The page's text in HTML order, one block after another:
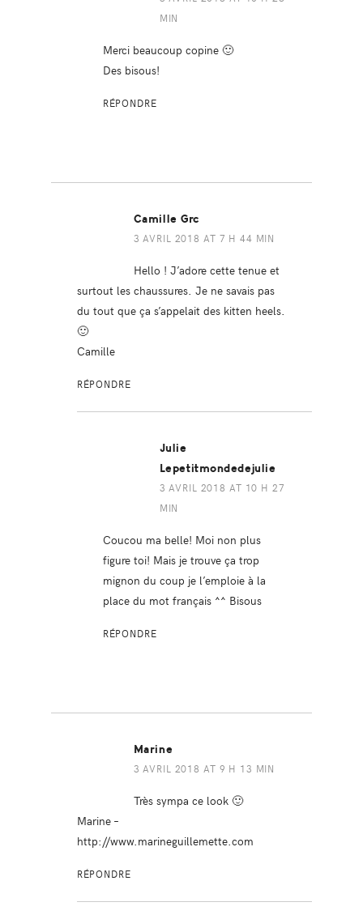
MIN
Merci beaucoup copine 🙂
Des bisous!
RÉPONDRE
Camille Grc
3 AVRIL 2018 AT 7 H 44 MIN
Hello ! J’adore cette tenue et
surtout les chaussures. Je ne savais pas
du tout que ça s’appelait des kitten heels.
🙂
Camille
RÉPONDRE
Julie
Lepetitmondedejulie
3 AVRIL 2018 AT 10 H 27
MIN
Coucou ma belle! Moi non plus
figure toi! Mais je trouve ça trop
mignon du coup je l’emploie à la
place du mot français ^^ Bisous
RÉPONDRE
Marine
3 AVRIL 2018 AT 9 H 13 MIN
Très sympa ce look 🙂
Marine –
http://www.marineguillemette.com
RÉPONDRE